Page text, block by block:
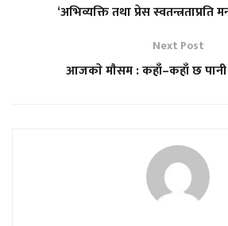
‘अभिव्यक्ति तथा प्रेस स्वतन्त्रताप्रति
Next Post
आजकाे माैसम : कहाँ–कहाँ छ पानी